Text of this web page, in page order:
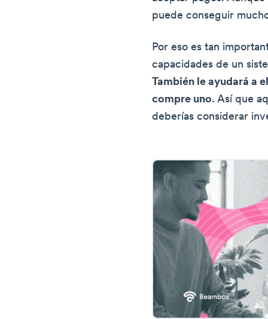
puede conseguir
Por eso es tan
capacidades de un
También le ayudará a
compre uno. Así que
deberías considerar